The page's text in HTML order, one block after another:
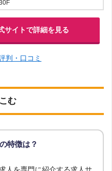
サイトで詳細を見る
判・口コミ
む
特徴は？
人を専門に紹介する求人サ